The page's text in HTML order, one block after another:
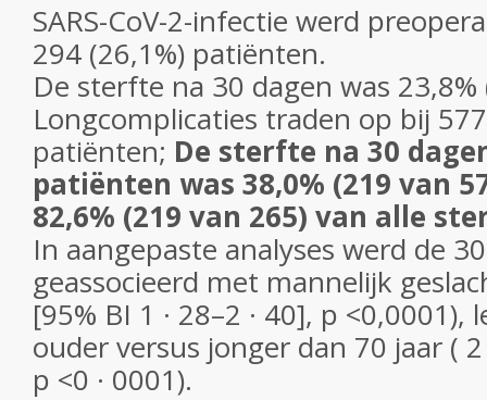
SARS-CoV-2-infectie werd
294 (26,1%) patiënten.
De sterfte na 30 dagen was
Longcomplicaties traden op bij
patiënten; De sterfte na 30
patiënten was 38,0% (219 van
82,6% (219 van 265) van alle
In aangepaste analyses werd de
geassocieerd met mannelijk
[95% BI 1 · 28–2 · 40], p
ouder versus jonger dan 70 jaar ( 2
p <0 · 0001).